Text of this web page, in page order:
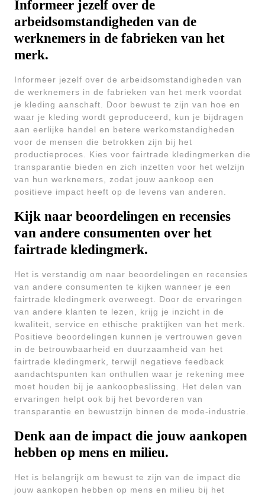
Informeer jezelf over de
arbeidsomstandigheden van de
werknemers in de fabrieken van het
merk.
Informeer jezelf over de arbeidsomstandigheden van
de werknemers in de fabrieken van het merk voordat
je kleding aanschaft. Door bewust te zijn van hoe en
waar je kleding wordt geproduceerd, kun je bijdragen
aan eerlijke handel en betere werkomstandigheden
voor de mensen die betrokken zijn bij het
productieproces. Kies voor fairtrade kledingmerken die
transparantie bieden en zich inzetten voor het welzijn
van hun werknemers, zodat jouw aankoop een
positieve impact heeft op de levens van anderen.
Kijk naar beoordelingen en recensies
van andere consumenten over het
fairtrade kledingmerk.
Het is verstandig om naar beoordelingen en recensies
van andere consumenten te kijken wanneer je een
fairtrade kledingmerk overweegt. Door de ervaringen
van andere klanten te lezen, krijg je inzicht in de
kwaliteit, service en ethische praktijken van het merk.
Positieve beoordelingen kunnen je vertrouwen geven
in de betrouwbaarheid en duurzaamheid van het
fairtrade kledingmerk, terwijl negatieve feedback
aandachtspunten kan onthullen waar je rekening mee
moet houden bij je aankoopbeslissing. Het delen van
ervaringen helpt ook bij het bevorderen van
transparantie en bewustzijn binnen de mode-industrie.
Denk aan de impact die jouw aankopen
hebben op mens en milieu.
Het is belangrijk om bewust te zijn van de impact die
jouw aankopen hebben op mens en milieu bij het